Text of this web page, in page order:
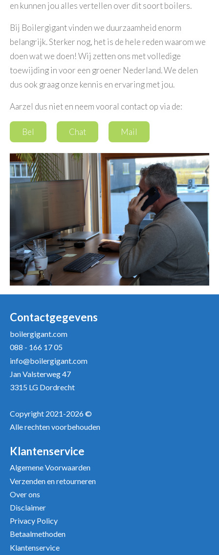
en kunnen jou alles vertellen over dit soort boilers.
Bij Boilergigant vinden we duurzaamheid enorm
belangrijk. Sterker nog, het is de hele reden waarom we
doen wat we doen! Wij zetten ons met volledige
toewijding in voor een groener Nederland. We delen
dus ook graag onze kennis en ervaring met jou.
Aarzel dus niet en neem vooral contact op via de:
Bel Chat Mail
Contactgegevens
boilergigant.com
088 - 166 17 05
info@boilergigant.com
Jan Valsterweg 47
3315 LG Dordrecht
Copyright 2021-2026 ©
Alle rechten voorbehouden
Klantenservice
Algemene Voorwaarden
Verzenden en retourneren
Over ons
Disclaimer
Privacy Policy
Betaalmethoden
Klantenservice